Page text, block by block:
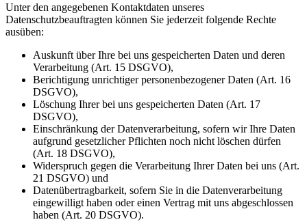
Unter den angegebenen Kontaktdaten unseres
Datenschutzbeauftragten können Sie jederzeit folgende Rechte
ausüben:
Auskunft über Ihre bei uns gespeicherten Daten und deren
Verarbeitung (Art. 15 DSGVO),
Berichtigung unrichtiger personenbezogener Daten (Art. 16
DSGVO),
Löschung Ihrer bei uns gespeicherten Daten (Art. 17
DSGVO),
Einschränkung der Datenverarbeitung, sofern wir Ihre Daten
aufgrund gesetzlicher Pflichten noch nicht löschen dürfen
(Art. 18 DSGVO),
Widerspruch gegen die Verarbeitung Ihrer Daten bei uns (Art.
21 DSGVO) und
Datenübertragbarkeit, sofern Sie in die Datenverarbeitung
eingewilligt haben oder einen Vertrag mit uns abgeschlossen
haben (Art. 20 DSGVO).